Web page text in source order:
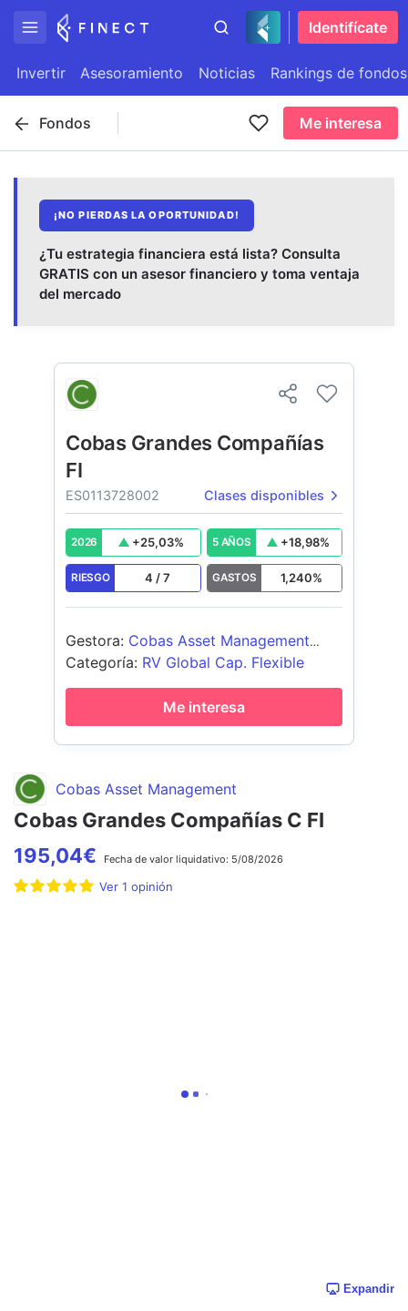
Identifícate
Invertir Asesoramiento Noticias Rankings de fondos
Fondos Me interesa
¡NO PIERDAS LA OPORTUNIDAD!
¿Tu estrategia financiera está lista? Consulta
GRATIS con un asesor financiero y toma ventaja
del mercado
Cobas Asset Management
Cobas Grandes Compañías C FI
195,04€ Fecha de valor liquidativo: 5/08/2026
Ver 1 opinión
Expandir
Cobas Grandes Compañías
FI
ES0113728002 Clases disponibles
2026 +25,03% 5 AÑOS +18,98%
RIESGO 4 /7 GASTOS 1,240%
Gestora: Cobas Asset Management
SGIIC S.A.
Categoría: RV Global Cap. Flexible
Me interesa